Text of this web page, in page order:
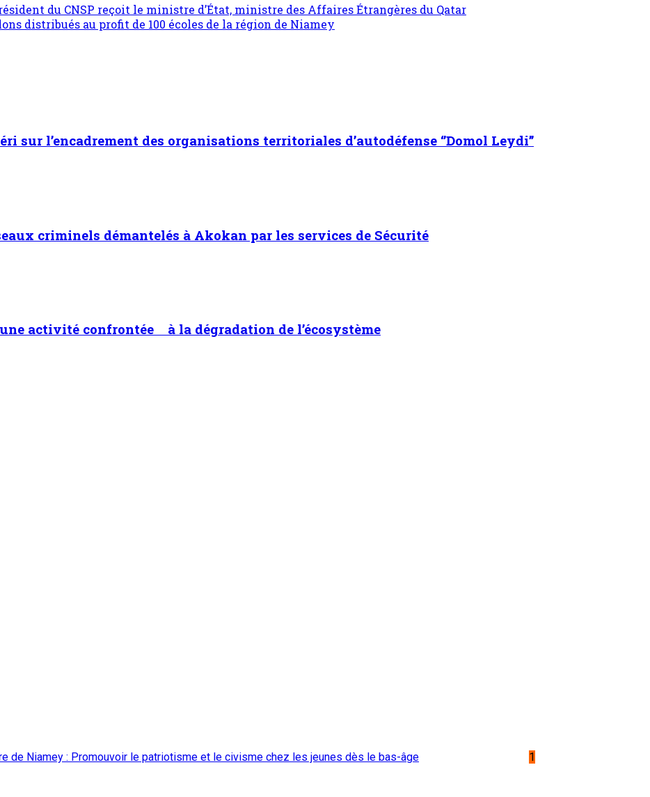
du CNSP reçoit le ministre d’État, ministre des Affaires Étrangères du Qatar
distribués au profit de 100 écoles de la région de Niamey
l’encadrement des organisations territoriales d’autodéfense ‘’Domol Leydi’’
criminels démantelés à Akokan par les services de Sécurité
activité confrontée à la dégradation de l’écosystème
de Niamey : Promouvoir le patriotisme et le civisme chez les jeunes dès le bas-âge
1